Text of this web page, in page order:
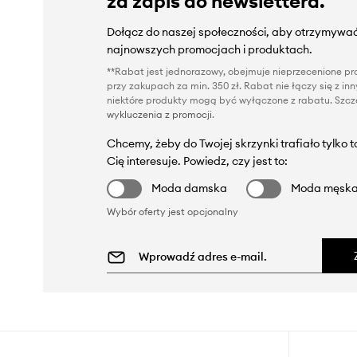
Dołącz do naszej społeczności, aby
najnowszych promocjach i produktach.
**Rabat jest jednorazowy, obejmuje nieprzecenione
przy zakupach za min. 350 zł. Rabat nie łączy się z
niektóre produkty mogą być wyłączone z rabatu.
wykluczenia z promocji.
Chcemy, żeby do Twojej skrzynki trafiało tylko
Cię interesuje. Powiedz, czy jest to:
Moda damska
Moda
Wybór oferty jest opcjonalny